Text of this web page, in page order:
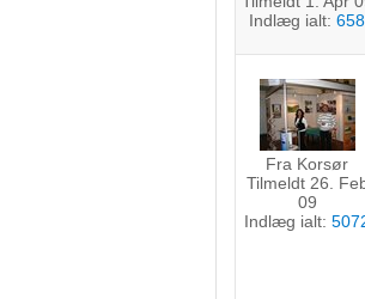
Indlæg ialt: 658
Fra Korsør
Tilmeldt 26.
09
Indlæg ialt: